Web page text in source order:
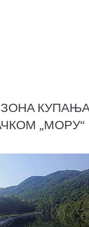
„МОРУ“